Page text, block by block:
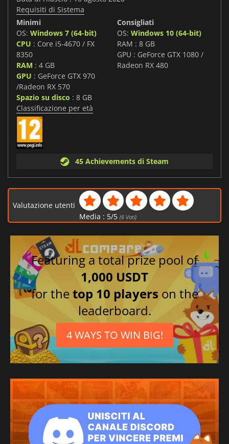
Requisiti di Sistema
Minimi
OS: Windows 7 (64-bit)
CPU : Core i5-4670 / FX
8350
RAM : 4 GB
GPU : GeForce GTX 970
/Radeon RX 570
Spazio su disco : 8 GB
Consigliati
OS: Windows 10 (64-bit)
RAM : 8 GB
GPU : GeForce GTX 1080 /
Radeon RX 480
Classificazione per età
45 Achievements di Steam
Valutazione utenti
Media : 5/5 (6Voti)
Featuring a total prize pool of
1,000 USDT
for thetop 10 players on the
leaderboard.
4 WAYS TO WIN BIG!